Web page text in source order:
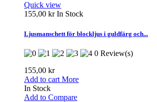
Quick view
155,00 krIn Stock
Ljusmanschett för blockljus i guldfärg och...
0 Review(s)
155,00 kr
Add to cart More
In Stock
Add to Compare